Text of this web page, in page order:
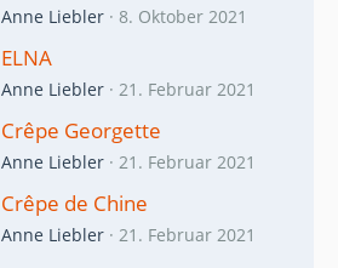
Anne Liebler 8. Oktober 2021
ELNA
Anne Liebler 21. Februar 2021
Crêpe Georgette
Anne Liebler 21. Februar 2021
Crêpe de Chine
Anne Liebler 21. Februar 2021